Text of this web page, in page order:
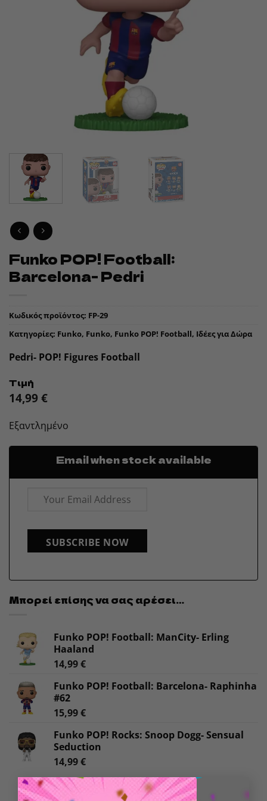
Funko POP! Football:
Barcelona- Pedri
Κωδικός προϊόντος: FP-29
Κατηγορίες: Funko, Funko, Funko POP! Football, Ιδέες για Δώρα
Pedri- POP! Figures Football
Τιμή
14,99 €
Εξαντλημένο
Email when stock available
SUBSCRIBE NOW
Μπορεί επίσης να σας αρέσει…
Funko POP! Football: ManCity- Erling
Haaland
14,99€
Funko POP! Football: Barcelona- Raphinha
#62
15,99€
Funko POP! Rocks: Snoop Dogg- Sensual
Seduction
14,99€